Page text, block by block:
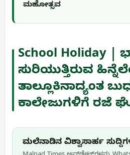
ಮಹೋತ್ಸವ
School Holiday |
ಸುರಿಯುತ್ತಿರುವ
ತಾಲ್ಲೂಕಿನಾದ್ಯಂತ
ಕಾಲೇಜುಗಳಿಗೆ ರಜೆ
ಮಲೆನಾಡಿನ ವಿಶ್ವಾಸಾರ್ಹ